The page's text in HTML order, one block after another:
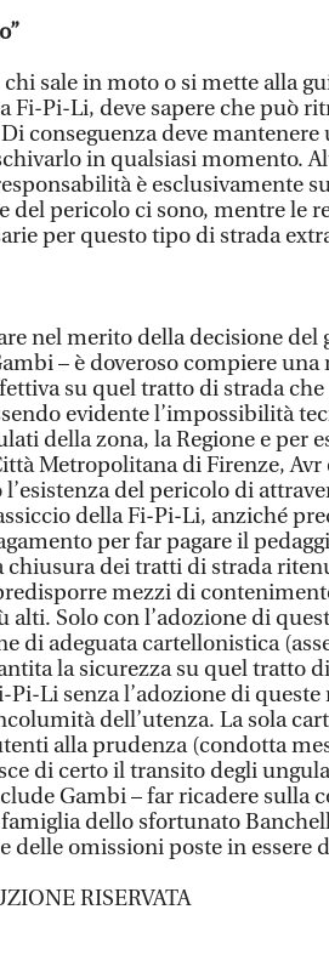
sale in moto o si mette alla
Fi-Pi-Li, deve sapere che può
conseguenza deve
in qualsiasi momento.
è esclusivamente
del pericolo ci sono, mentre le
per questo tipo di strada
nel merito della decisione del
– è doveroso compiere
su quel tratto di strada
evidente l’impossibilità
della zona, la Regione e per
Metropolitana di Firenze,
l’esistenza del pericolo di
della Fi-Pi-Li, anziché
per far pagare il
chiusura dei tratti di strada
mezzi di
alti. Solo con l’adozione di
di adeguata cartellonistica
la sicurezza su quel tratto
Pi-Li senza l’adozione di
dell’utenza. La sola
alla prudenza (condotta
di certo il transito degli
Gambi – far ricadere sulla
dello sfortunato
delle omissioni poste in essere
RISERVATA